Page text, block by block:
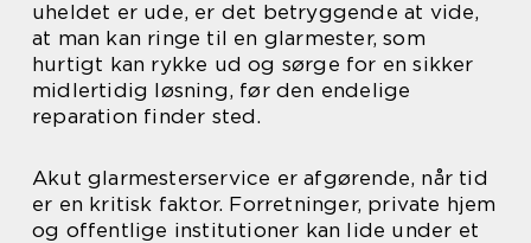
uheldet er ude, er det betryggende at vide,
at man kan ringe til en glarmester, som
hurtigt kan rykke ud og sørge for en sikker
midlertidig løsning, før den endelige
reparation finder sted.
Akut glarmesterservice er afgørende, når tid
er en kritisk faktor. Forretninger, private hjem
og offentlige institutioner kan lide under et